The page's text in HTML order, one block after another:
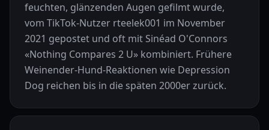
feuchten, glänzenden Augen gefilmt wurde,
vom TikTok-Nutzer rteelek001 im November
2021 gepostet und oft mit Sinéad O'Connors
«Nothing Compares 2 U» kombiniert. Frühere
Weinender-Hund-Reaktionen wie Depression
Dog reichen bis in die späten 2000er zurück.